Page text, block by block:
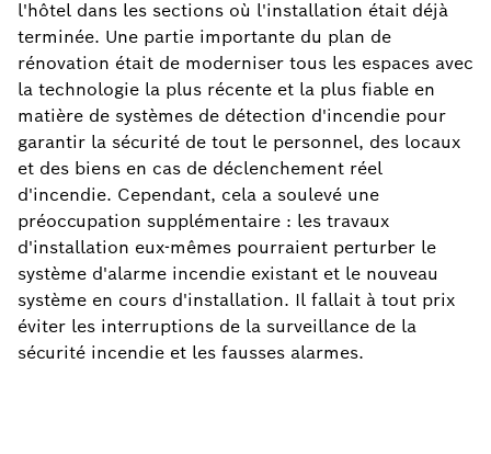
l'hôtel dans les sections où l'installation était déjà
terminée. Une partie importante du plan de
rénovation était de moderniser tous les espaces avec
la technologie la plus récente et la plus fiable en
matière de systèmes de détection d'incendie pour
garantir la sécurité de tout le personnel, des locaux
et des biens en cas de déclenchement réel
d'incendie. Cependant, cela a soulevé une
préoccupation supplémentaire : les travaux
d'installation eux-mêmes pourraient perturber le
système d'alarme incendie existant et le nouveau
système en cours d'installation. Il fallait à tout prix
éviter les interruptions de la surveillance de la
sécurité incendie et les fausses alarmes.